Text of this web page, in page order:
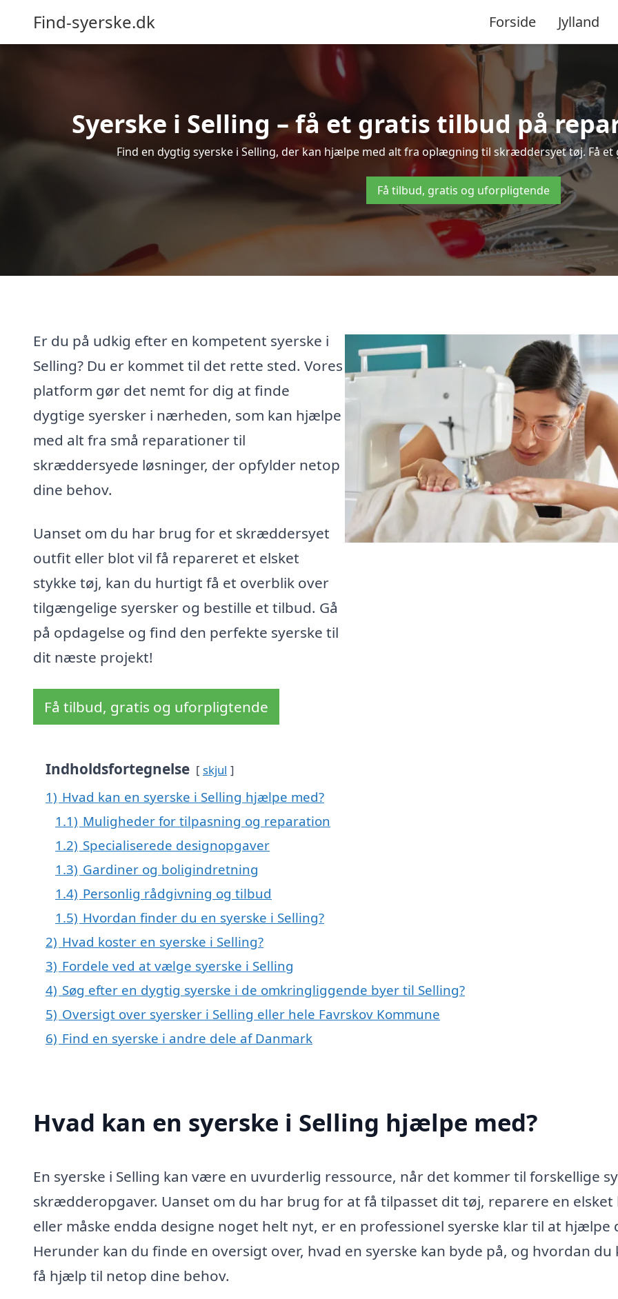
Find-syerske.dk Forside Jylland
Syerske i Selling – få et gratis tilbud på
Find en dygtig syerske i Selling, der kan hjælpe med alt fra oplægning til skræddersyet tøj. Få
Få tilbud, gratis og uforpligtende
Er du på udkig efter en kompetent syerske i
Selling? Du er kommet til det rette sted. Vores
platform gør det nemt for dig at finde
dygtige syersker i nærheden, som kan hjælpe
med alt fra små reparationer til
skræddersyede løsninger, der opfylder netop
dine behov.
Uanset om du har brug for et skræddersyet
outfit eller blot vil få repareret et elsket
stykke tøj, kan du hurtigt få et overblik over
tilgængelige syersker og bestille et tilbud. Gå
på opdagelse og find den perfekte syerske til
dit næste projekt!
Få tilbud, gratis og uforpligtende
Indholdsfortegnelse skjul
1) Hvad kan en syerske i Selling hjælpe med?
1.1) Muligheder for tilpasning og reparation
1.2) Specialiserede designopgaver
1.3) Gardiner og boligindretning
1.4) Personlig rådgivning og tilbud
1.5) Hvordan finder du en syerske i Selling?
2) Hvad koster en syerske i Selling?
3) Fordele ved at vælge syerske i Selling
4) Søg efter en dygtig syerske i de omkringliggende byer til Selling?
5) Oversigt over syersker i Selling eller hele Favrskov Kommune
6) Find en syerske i andre dele af Danmark
Hvad kan en syerske i Selling hjælpe med?
En syerske i Selling kan være en uvurderlig ressource, når det kommer til forskellige
skrædderopgaver. Uanset om du har brug for at få tilpasset dit tøj, reparere en elsket
eller måske endda designe noget helt nyt, er en professionel syerske klar til at hjælpe
Herunder kan du finde en oversigt over, hvad en syerske kan byde på, og hvordan du
få hjælp til netop dine behov.